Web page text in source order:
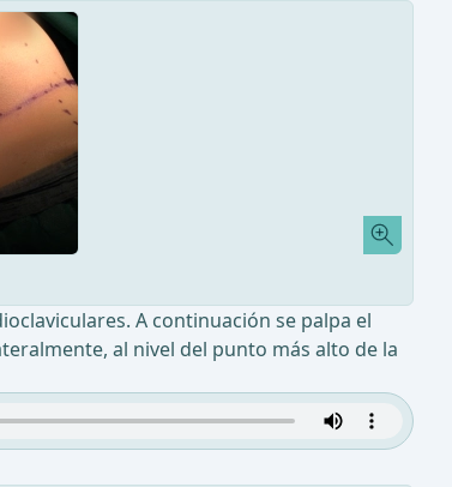
A continuación se palpa el
al nivel del punto más alto de la